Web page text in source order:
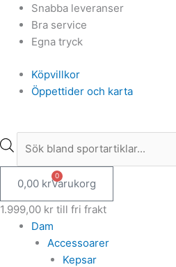
Hoppa
innehåll
Snabba leveranser
Bra service
Egna tryck
Köpvillkor
Öppettider och karta
Products
search
0,00 kr
0
Varukorg
1.999,00 kr till fri frakt
Dam
Accessoarer
Kepsar
Products
search